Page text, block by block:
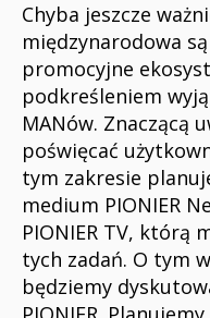
Chyba jeszcze
międzynarodowa
promocyjne
podkreśleniem
MANów. Znaczącą
poświęcać
tym zakresie
medium PIONIER
PIONIER TV, którą
tych zadań. O tym
będziemy